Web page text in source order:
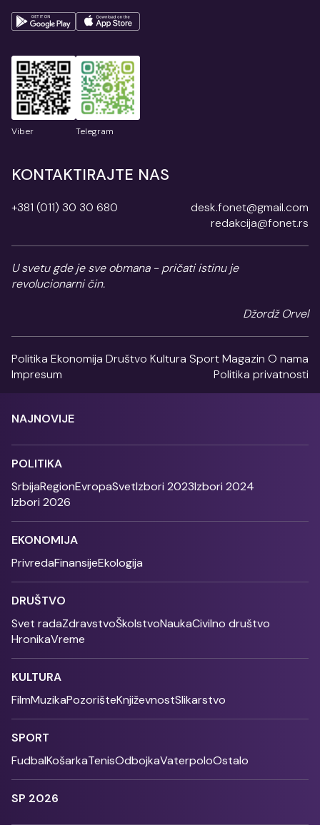
Viber Telegram
KONTAKTIRAJTE NAS
+381 (011) 30 30 680
desk.fonet@gmail.com
redakcija@fonet.rs
U svetu gde je sve obmana - pričati istinu je
revolucionarni čin.
Džordž Orvel
Politika Ekonomija Društvo Kultura SportMagazin O nama
Impresum
Politika privatnosti
NAJNOVIJE
POLITIKA
SrbijaRegionEvropaSvetIzbori 2023Izbori 2024
Izbori 2026
EKONOMIJA
PrivredaFinansijeEkologija
DRUŠTVO
Svet radaZdravstvoŠkolstvoNaukaCivilno društvo
HronikaVreme
KULTURA
FilmMuzikaPozorišteKnjiževnostSlikarstvo
SPORT
FudbalKošarkaTenisOdbojkaVaterpoloOstalo
SP 2026